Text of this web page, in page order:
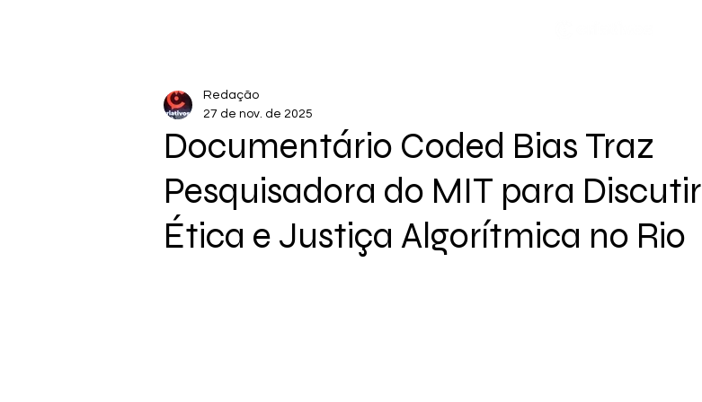
Documentário Coded Bias Traz
Pesquisadora do MIT para Discutir
Ética e Justiça Algorítmica no Rio
Redação
27 de nov. de 2025